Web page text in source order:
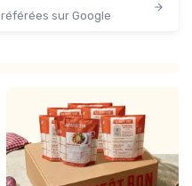
sur Google